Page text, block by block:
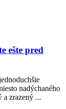
ešte pred
nadýchaného
a zrazený ...